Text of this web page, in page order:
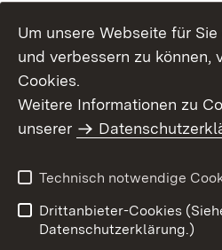
Um unsere Webseite für
und verbessern zu können,
Cookies.
Weitere Informationen zu
unserer
Technisch notwendige
Drittanbieter-Cookies
Datenschutzerklärung.)